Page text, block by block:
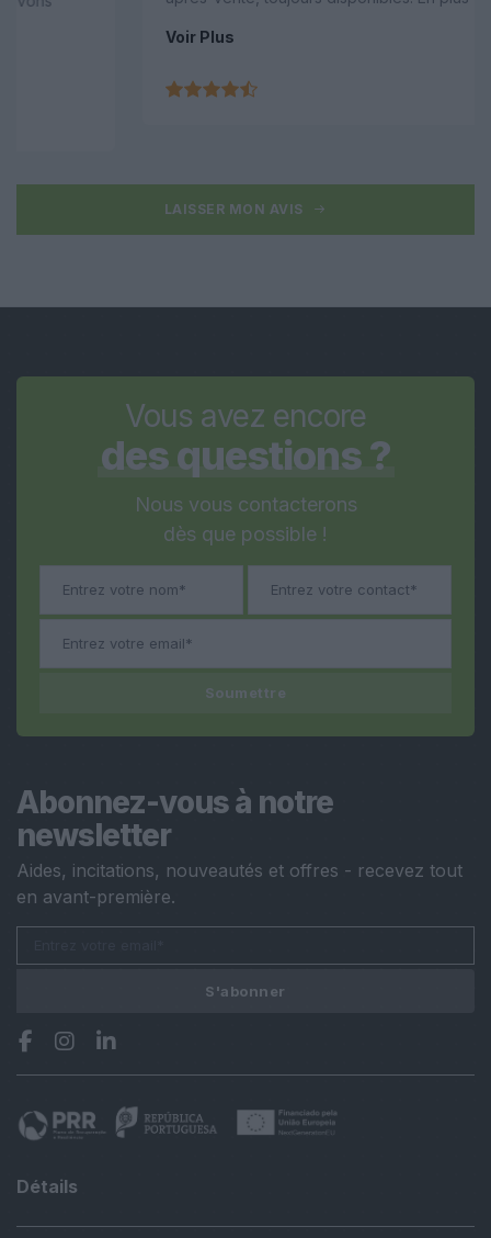
système de chauffage de l'eau. Ma facture de gaz est
également considérablement diminué, d'environ 40
LAISSER MON AVIS
Vous avez encore
des questions ?
Nous vous contacterons
dès que possible !
Soumettre
Abonnez-vous à notre
newsletter
Aides, incitations, nouveautés et offres - recevez tout
en avant-première.
S'abonner
Détails